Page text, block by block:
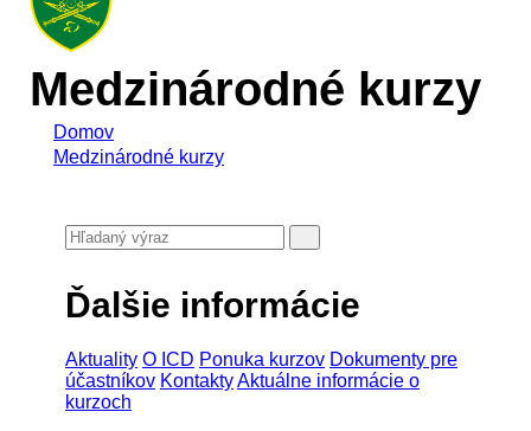
Medzinárodné kurzy
Domov
Medzinárodné kurzy
Ďalšie informácie
Aktuality O ICD Ponuka kurzov Dokumenty pre
účastníkov KontaktyAktuálne informácie o
kurzoch